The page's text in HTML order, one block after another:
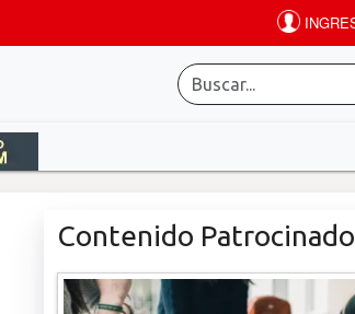
Contenido Patrocinado